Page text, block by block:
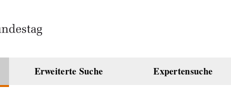
Erweiterte Suche Expertensuche